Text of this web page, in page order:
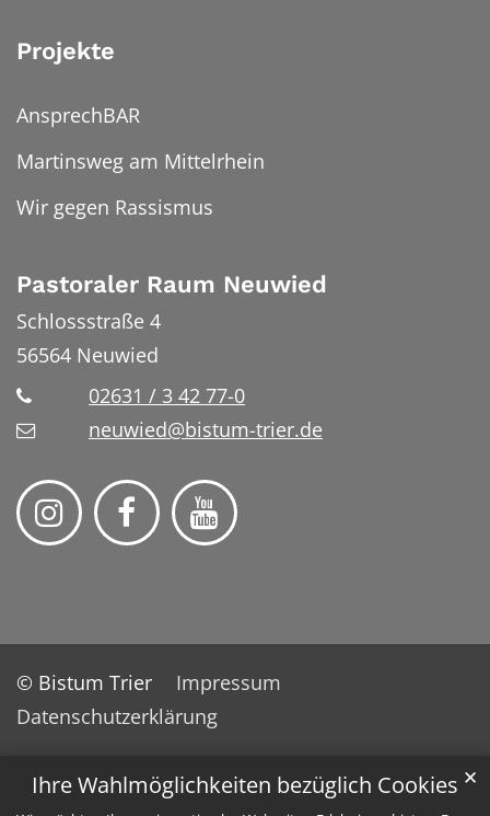
Ihre Wahlmöglichkeiten bezüglich Cookies ✕
Projekte
AnsprechBAR
Martinsweg am Mittelrhein
Wir gegen Rassismus
Pastoraler Raum Neuwied
Schlossstraße 4
56564 Neuwied
02631 / 3 42 77-0
neuwied@bistum-trier.de
© Bistum Trier
Impressum
Datenschutzerklärung